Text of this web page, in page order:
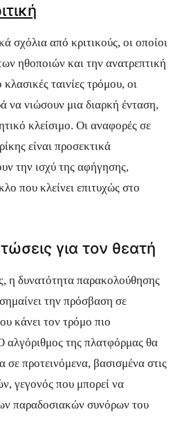
σχόλια από κριτικούς, οι οποίοι
ηθοποιών και την ανατρεπτική
ταινίες τρόμου, οι
να νιώσουν μια διαρκή ένταση,
κλείσιμο. Οι αναφορές σε
είναι προσεκτικά
την ισχύ της αφήγησης,
που κλείνει επιτυχώς στο
για τον θεατή
η δυνατότητα παρακολούθησης
την πρόσβαση σε
κάνει τον τρόμο πιο
της πλατφόρμας θα
σε προτεινόμενα, βασισμένα στις
γεγονός που μπορεί να
παραδοσιακών συνόρων του